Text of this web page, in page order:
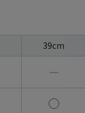
39cm
―